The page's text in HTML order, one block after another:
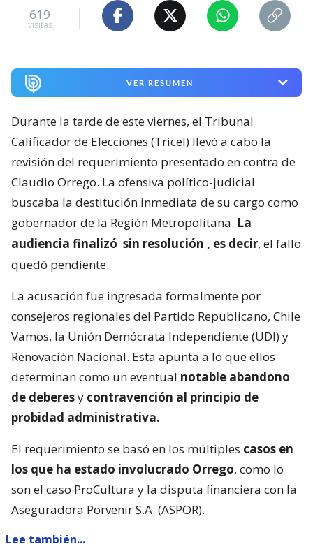
619
visitas
VER RESUMEN
Durante la tarde de este viernes, el Tribunal
Calificador de Elecciones (Tricel) llevó a cabo la
revisión del requerimiento presentado en contra de
Claudio Orrego. La ofensiva político-judicial
buscaba la destitución inmediata de su cargo como
gobernador de la Región Metropolitana. La
audiencia finalizó sin resolución , es decir, el fallo
quedó pendiente.
La acusación fue ingresada formalmente por
consejeros regionales del Partido Republicano, Chile
Vamos, la Unión Demócrata Independiente (UDI) y
Renovación Nacional. Esta apunta a lo que ellos
determinan como un eventual notable abandono
de deberesy contravención al principio de
probidad administrativa.
El requerimiento se basó en los múltiples casos en
los que ha estado involucrado Orrego, como lo
son el caso ProCultura y la disputa financiera con la
Aseguradora Porvenir S.A. (ASPOR).
Lee también...